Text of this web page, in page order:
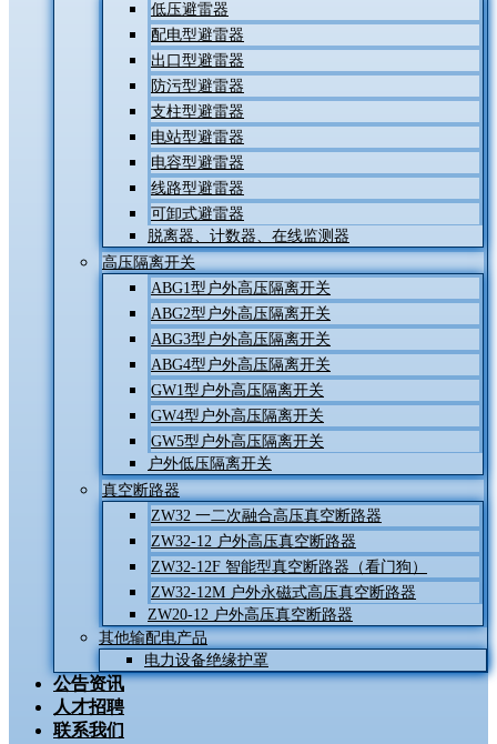
低压避雷器
配电型避雷器
出口型避雷器
防污型避雷器
支柱型避雷器
电站型避雷器
电容型避雷器
线路型避雷器
可卸式避雷器
脱离器、计数器、在线监测器
高压隔离开关
ABG1型户外高压隔离开关
ABG2型户外高压隔离开关
ABG3型户外高压隔离开关
ABG4型户外高压隔离开关
GW1型户外高压隔离开关
GW4型户外高压隔离开关
GW5型户外高压隔离开关
户外低压隔离开关
真空断路器
ZW32 一二次融合高压真空断路器
ZW32-12 户外高压真空断路器
ZW32-12F 智能型真空断路器（看门狗）
ZW32-12M 户外永磁式高压真空断路器
ZW20-12 户外高压真空断路器
其他输配电产品
电力设备绝缘护罩
公告资讯
人才招聘
联系我们